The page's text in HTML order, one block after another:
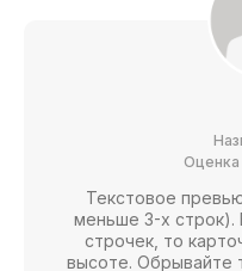
Оценка
Текстовое
меньше 3-х строк).
строчек, то
высоте. Обрывайте